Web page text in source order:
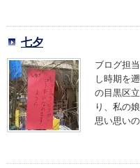
七夕
ブログ担
し時期を
の目黒区
り、私の
思い思い